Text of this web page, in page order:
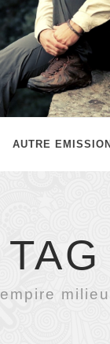
AUTRE
TAG
empire milieu